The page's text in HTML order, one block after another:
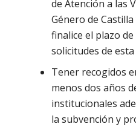
de Atención a las
Género de
finalice el plazo
solicitudes de
Tener recogidos
menos dos años
institucionales
la subvención y